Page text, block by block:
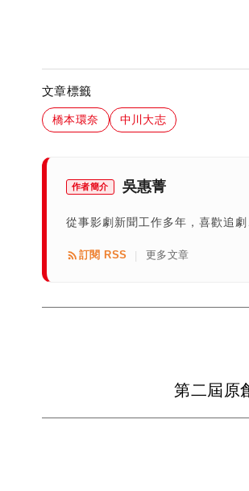
文章標籤
橋本環奈 中川大志
作者簡介 吳惠菁
從事影劇新聞工作多年，喜歡追
訂閱 RSS | 更多文章
第二屆原